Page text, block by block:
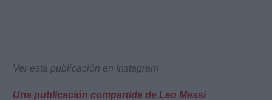
Ver esta publicación en Instagram
Una publicación compartida de Leo Messi